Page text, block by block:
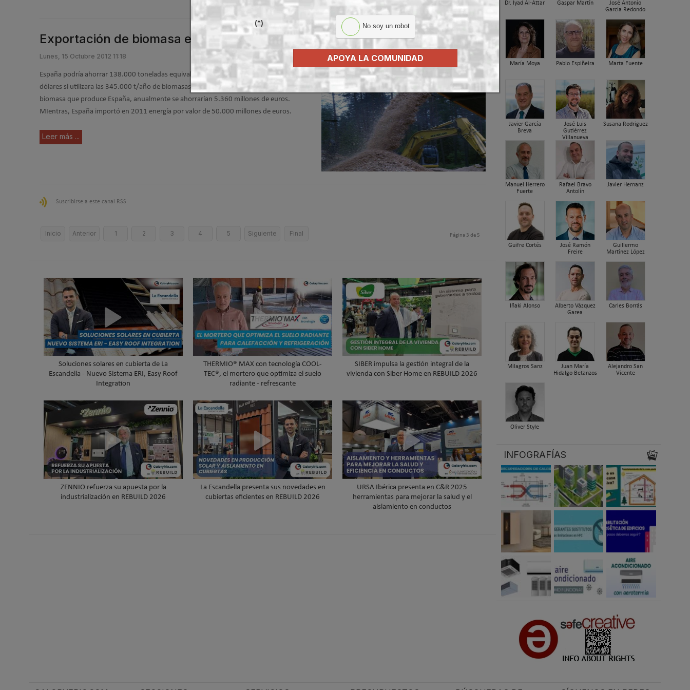
Exportación de biomasa en España
Lunes, 15 Octubre 2012 11:18
España podría ahorrar 138.000 toneladas equivalentes de petróleo, unos 160 millones de
dólares si utilizara las 345.000 t/año de biomasas que se exportan. Si se aprovechara la
biomasa que produce España, anualmente se ahorrarían 5.360 millones de euros.
MIentras, España importó en 2011 energía por valor de 50.000 millones de euros.
Leer más ...
Suscribirse a este canal RSS
Inicio Anterior 1 2 3 4 5 Siguiente Final Página 3 de 5
Soluciones solares en cubierta de La
Escandella - Nuevo Sistema ERI, Easy Roof
Integration
THERMIO® MAX con tecnología COOL-
TEC®, el mortero que optimiza el suelo
radiante - refrescante
SIBER impulsa la gestión integral de la
vivienda con Siber Home en REBUILD 2026
ZENNIO refuerza su apuesta por la
industrialización en REBUILD 2026
La Escandella presenta sus novedades en
cubiertas eficientes en REBUILD 2026
URSA Ibérica presenta en C&R 2025
herramientas para mejorar la salud y el
aislamiento en conductos
Dr. Iyad Al-Attar Gaspar Martín
José Antonio
García Redondo
María Moya Pablo Espiñeira Marta Fuente
Javier García
Breva
José Luis
Gutiérrez
Villanueva
Susana Rodriguez
Manuel Herrero
Fuerte
Rafael Bravo
Antolín
Javier Hernanz
Guifre Cortés
José Ramón
Freire
Guillermo
Martínez López
Iñaki Alonso
Alberto Vázquez
Garea
Carles Borrás
Milagros Sanz
Juan María
Hidalgo Betanzos
Alejandro San
Vicente
Oliver Style
INFOGRAFÍAS
(*) No soy un robot
APOYA LA COMUNIDAD